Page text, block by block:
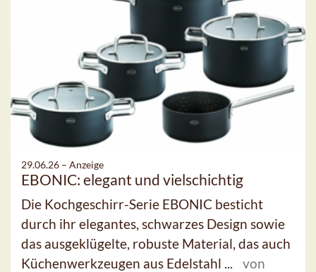
29.06.26 – Anzeige
EBONIC: elegant und vielschichtig
Die Kochgeschirr-Serie EBONIC besticht
durch ihr elegantes, schwarzes Design sowie
das ausgeklügelte, robuste Material, das auch
Küchenwerkzeugen aus Edelstahl ...
von